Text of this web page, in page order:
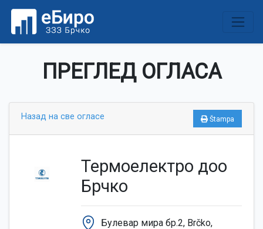
ПРЕГЛЕД ОГЛАСА
Назад на све огласе Štampa
Термоелектро доо
Брчко
Булевар мира бр.2, Brčko,